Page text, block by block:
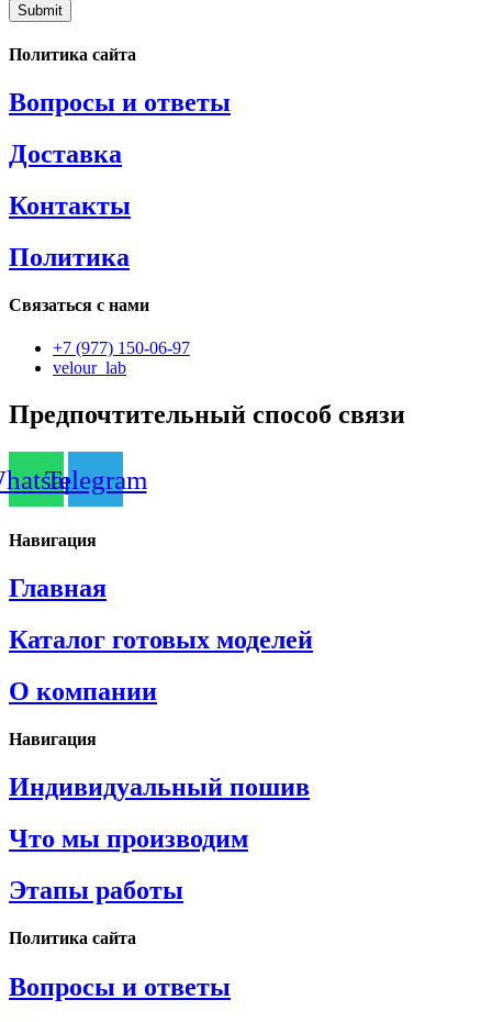
Submit
Политика сайта
Вопросы и ответы
Доставка
Контакты
Политика
Связаться с нами
+7 (977) 150-06-97
velour_lab
Предпочтительный способ связи
Telegram
Навигация
Главная
Каталог готовых моделей
О компании
Навигация
Индивидуальный пошив
Что мы производим
Этапы работы
Политика сайта
Вопросы и ответы